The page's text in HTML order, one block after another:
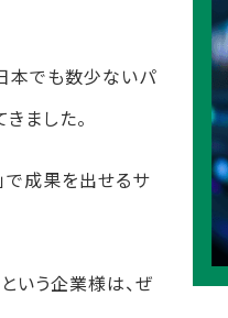
本でも数少ないパ
ました。
で成果を出せるサ
いう企業様は、ぜ